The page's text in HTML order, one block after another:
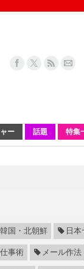
ー 話題 特集
国・北朝鮮 日
事術 メール作法